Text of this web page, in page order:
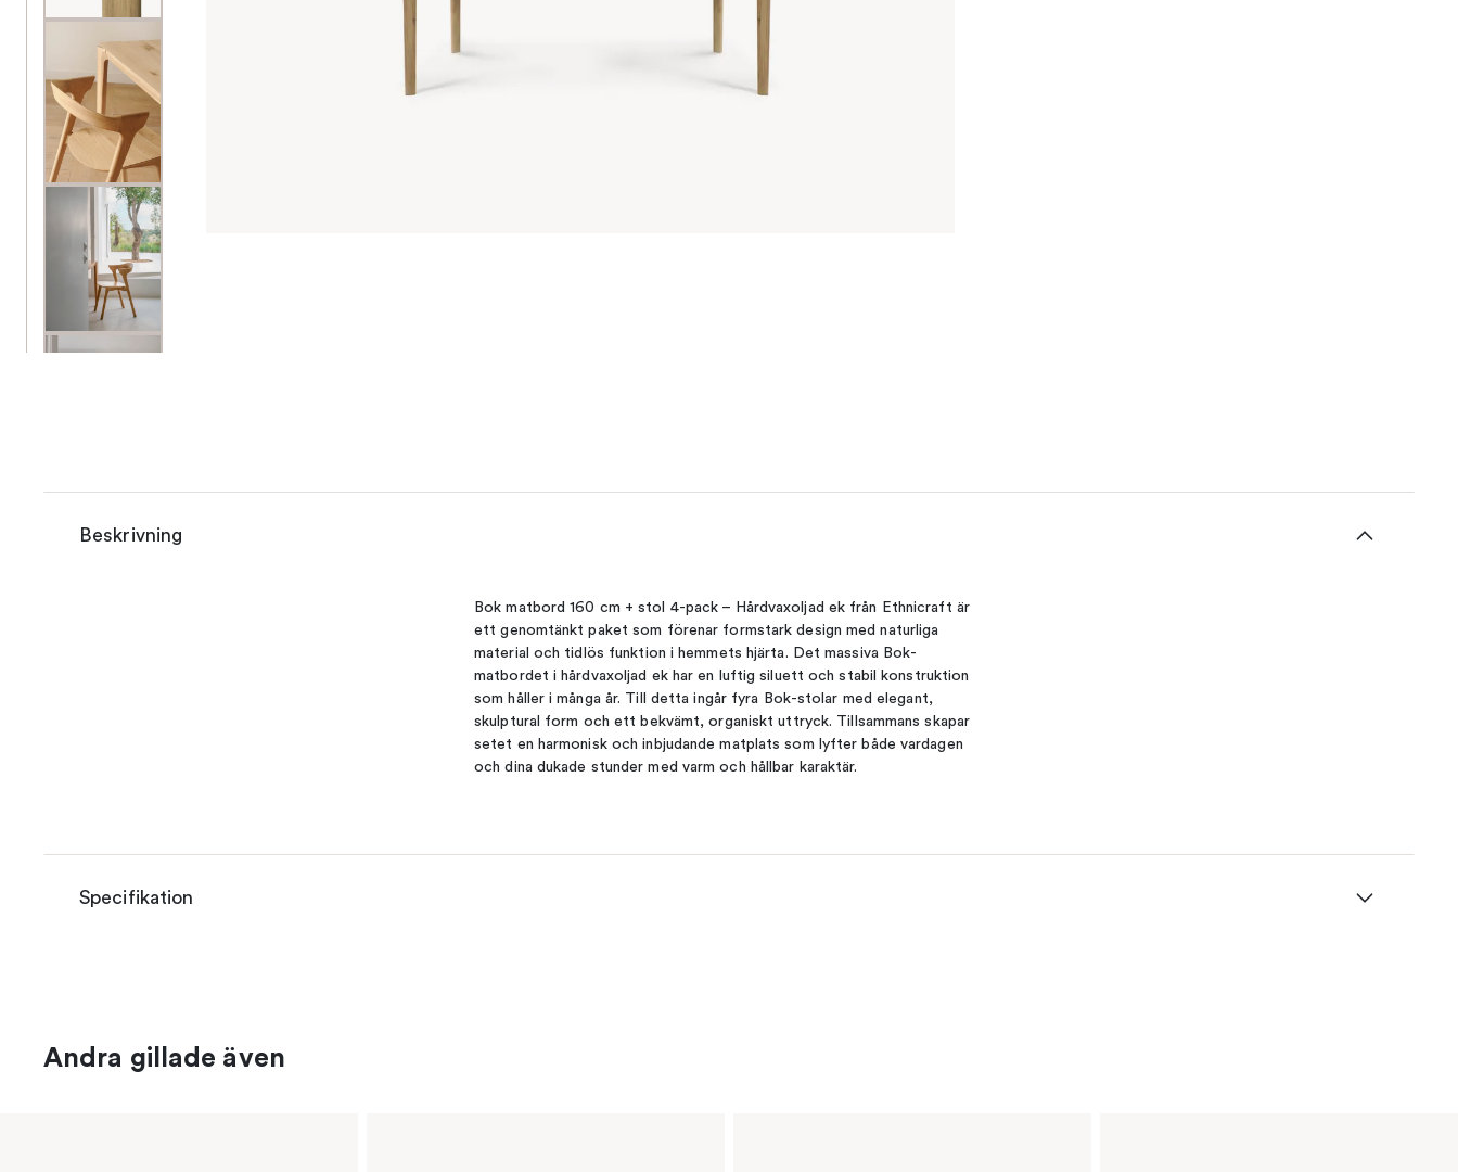
Beskrivning
Bok matbord 160 cm + stol 4-pack – Hårdvaxoljad ek från Ethnicraft är
ett genomtänkt paket som förenar formstark design med naturliga
material och tidlös funktion i hemmets hjärta. Det massiva Bok-
matbordet i hårdvaxoljad ek har en luftig siluett och stabil konstruktion
som håller i många år. Till detta ingår fyra Bok-stolar med elegant,
skulptural form och ett bekvämt, organiskt uttryck. Tillsammans skapar
setet en harmonisk och inbjudande matplats som lyfter både vardagen
och dina dukade stunder med varm och hållbar karaktär.
Specifikation
Andra gillade även